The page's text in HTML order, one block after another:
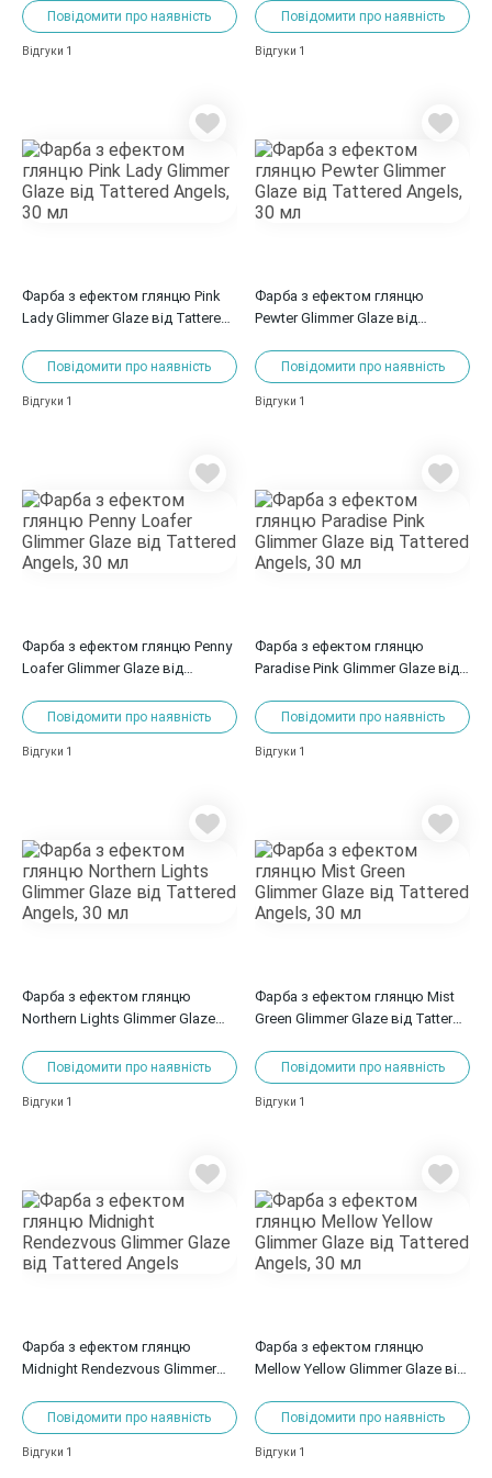
Повідомити про наявність
Відгуки 1
Повідомити про наявність
Відгуки 1
Фарба з ефектом глянцю Pink
Lady Glimmer Glaze від Tattered
Повідомити про наявність
Відгуки 1
Фарба з ефектом глянцю
Pewter Glimmer Glaze від
Повідомити про наявність
Відгуки 1
Фарба з ефектом глянцю Penny
Loafer Glimmer Glaze від
Повідомити про наявність
Відгуки 1
Фарба з ефектом глянцю
Paradise Pink Glimmer Glaze від
Повідомити про наявність
Відгуки 1
Фарба з ефектом глянцю
Northern Lights Glimmer Glaze
Повідомити про наявність
Відгуки 1
Фарба з ефектом глянцю Mist
Green Glimmer Glaze від Tattered
Повідомити про наявність
Відгуки 1
Фарба з ефектом глянцю
Midnight Rendezvous Glimmer
Повідомити про наявність
Відгуки 1
Фарба з ефектом глянцю
Mellow Yellow Glimmer Glaze від
Повідомити про наявність
Відгуки 1